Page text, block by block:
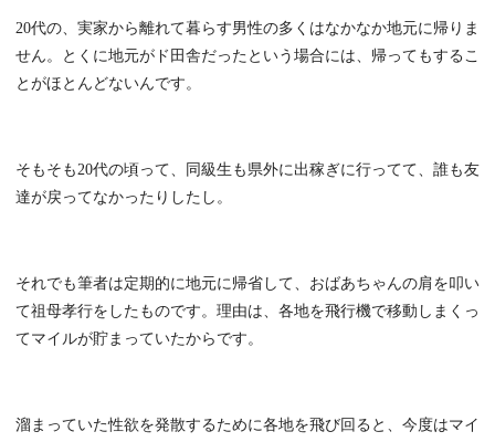
20代の、実家から離れて暮らす男性の多くはなかなか地元に帰りま
せん。とくに地元がド田舎だったという場合には、帰ってもするこ
とがほとんどないんです。
そもそも20代の頃って、同級生も県外に出稼ぎに行ってて、誰も友
達が戻ってなかったりしたし。
それでも筆者は定期的に地元に帰省して、おばあちゃんの肩を叩い
て祖母孝行をしたものです。理由は、各地を飛行機で移動しまくっ
てマイルが貯まっていたからです。
溜まっていた性欲を発散するために各地を飛び回ると、今度はマイ